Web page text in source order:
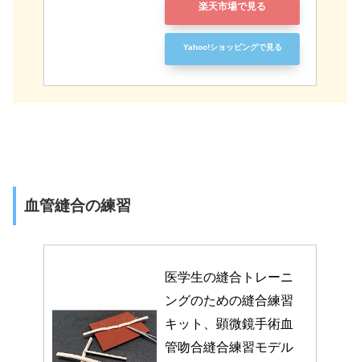
楽天市場で見る
Yahoo!ショッピングで見る
血管縫合の練習
医学生の縫合トレーニ
ングのための縫合練習
キット、顕微鏡手術血
管吻合縫合練習モデル